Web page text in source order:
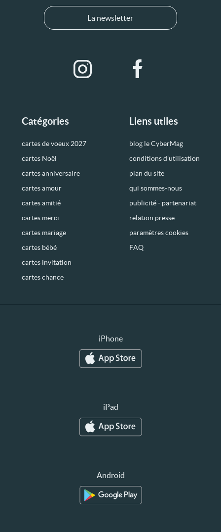
Catégories
cartes de voeux 2027
cartes Noël
cartes anniversaire
cartes amour
cartes amitié
cartes merci
cartes mariage
cartes bébé
cartes invitation
cartes chance
Liens utiles
blog le CyberMag
conditions d’utilisation
plan du site
qui sommes-nous
publicité - partenariat
relation presse
paramètres cookies
FAQ
La newsletter
iPhone
iPad
Android